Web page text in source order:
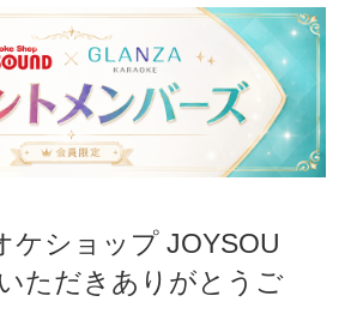
ケショップ JOYSOU
ただきありがとうご